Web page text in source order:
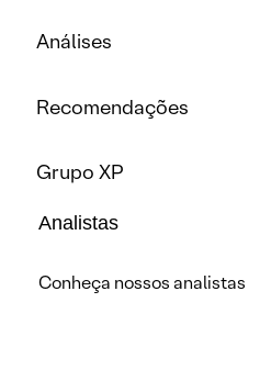
Análises
Recomendações
Grupo XP
Analistas
Conheça nossos analistas